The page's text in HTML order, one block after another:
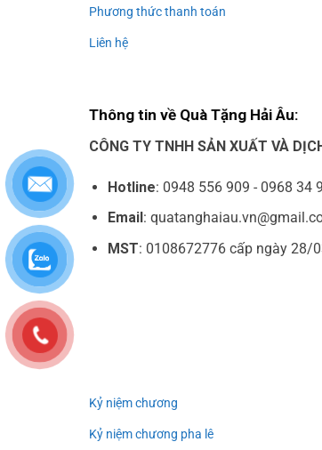
Phương thức thanh toán
Liên hệ
Thông tin về Quà Tặng Hải Âu:
CÔNG TY TNHH SẢN XUẤT VÀ
Hotline: 0948 556 909 - 0968 34
Email :
MST: 0108672776 cấp ngày 28/
Kỷ niệm chương
Kỷ niệm chương pha lê